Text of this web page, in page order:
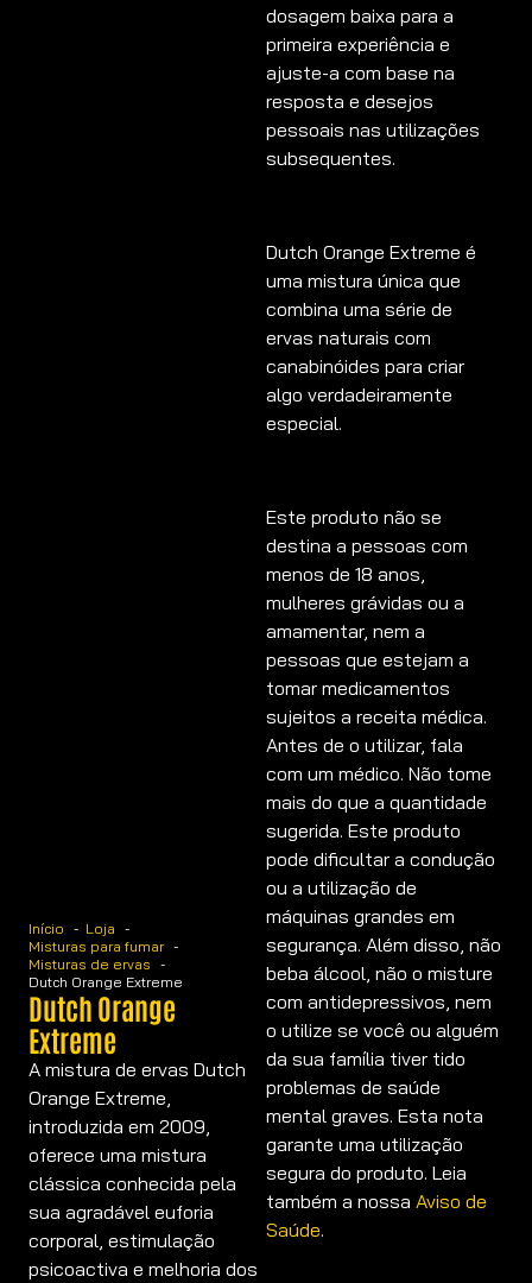
Início
Loja
Misturas para fumar
Misturas de ervas
Dutch Orange Extreme
Dutch Orange
Extreme
A mistura de ervas Dutch
Orange Extreme,
introduzida em 2009,
oferece uma mistura
clássica conhecida pela
sua agradável euforia
corporal, estimulação
psicoactiva e melhoria dos
dosagem baixa para a
primeira experiência e
ajuste-a com base na
resposta e desejos
pessoais nas utilizações
subsequentes.
Dutch Orange Extreme é
uma mistura única que
combina uma série de
ervas naturais com
canabinóides para criar
algo verdadeiramente
especial.
Este produto não se
destina a pessoas com
menos de 18 anos,
mulheres grávidas ou a
amamentar, nem a
pessoas que estejam a
tomar medicamentos
sujeitos a receita médica.
Antes de o utilizar, fala
com um médico. Não tome
mais do que a quantidade
sugerida. Este produto
pode dificultar a condução
ou a utilização de
máquinas grandes em
segurança. Além disso, não
beba álcool, não o misture
com antidepressivos, nem
o utilize se você ou alguém
da sua família tiver tido
problemas de saúde
mental graves. Esta nota
garante uma utilização
segura do produto. Leia
também a nossa Aviso de
Saúde.